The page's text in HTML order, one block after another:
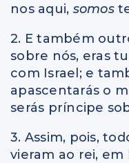
nos aqui, somos
2. E também
sobre nós, eras
com Israel; e
apascentarás o
serás príncipe
3. Assim, pois,
vieram ao rei, em